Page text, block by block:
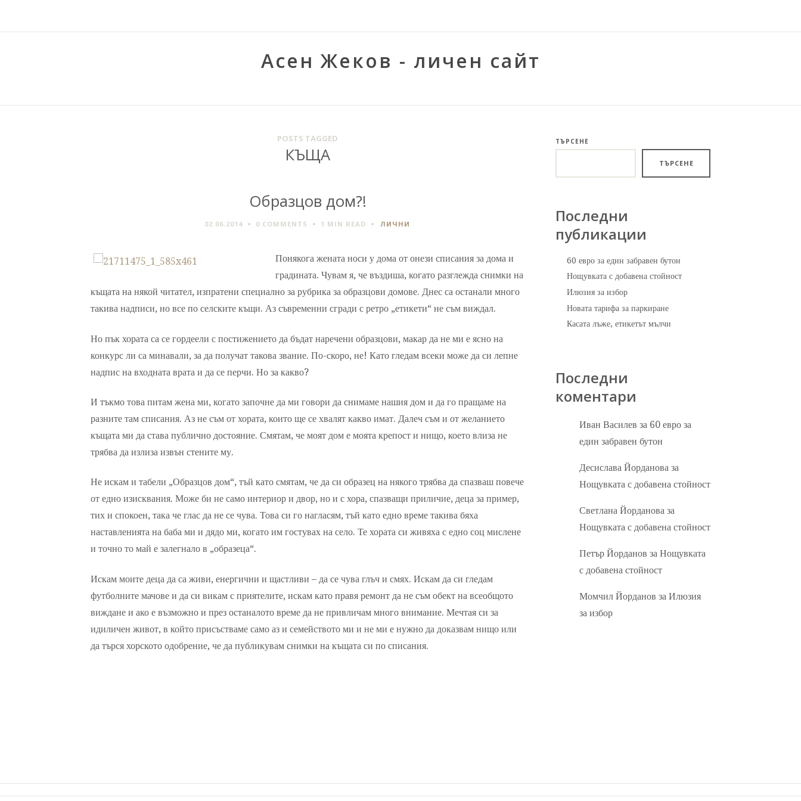
Асен Жеков - личен сайт
POSTS TAGGED
КЪЩА
Образцов дом?!
02.06.2014 0 COMMENTS 1 MIN READ ЛИЧНИ
Понякога жената носи у дома от онези списания за дома и
градината. Чувам я, че въздиша, когато разглежда снимки на
къщата на някой читател, изпратени специално за рубрика за образцови домове. Днес са останали много
такива надписи, но все по селските къщи. Аз съвременни сгради с ретро „етикети“ не съм виждал.
Но пък хората са се гордеели с постижението да бъдат наречени образцови, макар да не ми е ясно на
конкурс ли са минавали, за да получат такова звание. По-скоро, не! Като гледам всеки може да си лепне
надпис на входната врата и да се перчи. Но за какво?
И тъкмо това питам жена ми, когато започне да ми говори да снимаме нашия дом и да го пращаме на
разните там списания. Аз не съм от хората, които ще се хвалят какво имат. Далеч съм и от желанието
къщата ми да става публично достояние. Смятам, че моят дом е моята крепост и нищо, което влиза не
трябва да излиза извън стените му.
Не искам и табели „Образцов дом“, тъй като смятам, че да си образец на някого трябва да спазваш повече
от едно изисквания. Може би не само интериор и двор, но и с хора, спазващи приличие, деца за пример,
тих и спокоен, така че глас да не се чува. Това си го нагласям, тъй като едно време такива бяха
наставленията на баба ми и дядо ми, когато им гостувах на село. Те хората си живяха с едно соц мислене
и точно то май е залегнало в „образеца“.
Искам моите деца да са живи, енергични и щастливи – да се чува глъч и смях. Искам да си гледам
футболните мачове и да си викам с приятелите, искам като правя ремонт да не съм обект на всеобщото
виждане и ако е възможно и през останалото време да не привличам много внимание. Мечтая си за
идиличен живот, в който присъстваме само аз и семейството ми и не ми е нужно да доказвам нищо или
да търся хорското одобрение, че да публикувам снимки на къщата си по списания.
ТЪРСЕНЕ
ТЪРСЕНЕ
Последни
публикации
60 евро за един забравен бутон
Нощувката с добавена стойност
Илюзия за избор
Новата тарифа за паркиране
Касата лъже, етикетът мълчи
Последни
коментари
Иван Василев за 60 евро за
един забравен бутон
Десислава Йорданова за
Нощувката с добавена стойност
Светлана Йорданова за
Нощувката с добавена стойност
Петър Йорданов за Нощувката
с добавена стойност
Момчил Йорданов за Илюзия
за избор